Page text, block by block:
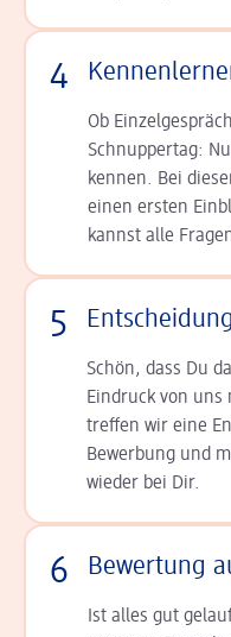
4
Ob
Schnup­per­tag:
kennen. Bei
einen ersten
kannst alle
5 Entscheidung
Schön, dass Du
Ein­druck von
tref­fen wir eine
Bewerbung und
wieder bei Dir.
6 Bewertung
Ist alles gut